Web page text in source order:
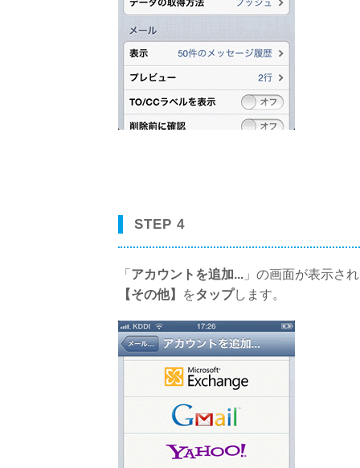
STEP 4
「 アカウントを追加... 」の画面が表示さ
【その他】
を タップします。